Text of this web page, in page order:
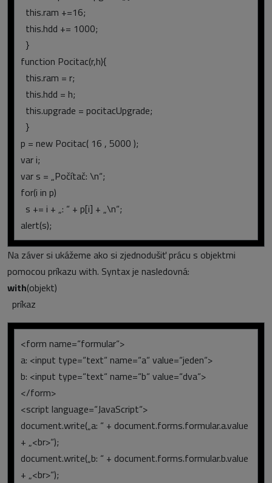
this.ram +=16;
this.hdd += 1000;
}
function Pocitac(r,h){
this.ram = r;
this.hdd = h;
this.upgrade = pocitacUpgrade;
}
p = new Pocitac( 16 , 5000 );
var i;
var s = „Počítač: \n“;
for(i in p)
s += i + „: “ + p[i] + „\n“;
alert(s);
Na záver si ukážeme ako si zjednodušiť prácu s objektmi
pomocou príkazu with. Syntax je nasledovná:
with(objekt)
príkaz
<form name=“formular“>
a: <input type=“text“ name=“a“ value=“jeden“>
b: <input type=“text“ name=“b“ value=“dva“>
</form>
<script language=“JavaScript“>
document.write(„a: “ + document.forms.formular.a.value
+ „<br>“);
document.write(„b: “ + document.forms.formular.b.value
+ „<br>“);